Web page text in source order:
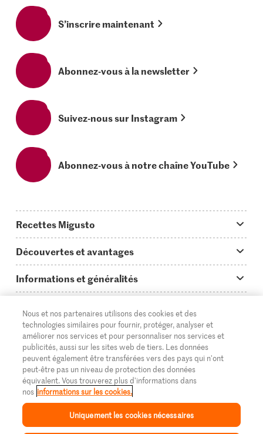
S’inscrire maintenant
Abonnez-vous à la newsletter
Suivez-nous sur Instagram
Abonnez-vous à notre chaîne YouTube
Recettes Migusto
Idées de menus
Plats principaux
Simple & vite prêt
Apéritif
Préparations au four
Enfants & famille
Toutes les recettes
Découvertes et avantages
On en parle...
Tutoriels
Glossaire des ingrédients
Login Migusto
Magazine Migusto
Informations et généralités
Questions concernant Migusto
Cuisiner avec Migusto
Service clientèle & contact
Publicité
Impressum
Mentions légales
Supermarché
Migros Online
À propos de Migros
Magasins
Cumulus
© 2026 La Fédération des coopératives Migros
DE FR IT
Nous et nos partenaires utilisons des cookies et des
technologies similaires pour fournir, protéger, analyser et
améliorer nos services et pour personnaliser nos services et
publicités, aussi sur les sites web de tiers. Les données
peuvent également être transférées vers des pays qui n'ont
peut-être pas un niveau de protection des données
équivalent. Vous trouverez plus d'informations dans
nos informations sur les cookies.
Uniquement les cookies nécessaires